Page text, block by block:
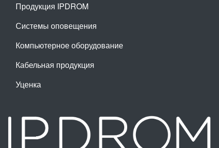
Продукция IPDROM
Системы оповещения
Компьютерное оборудование
Кабельная продукция
Уценка